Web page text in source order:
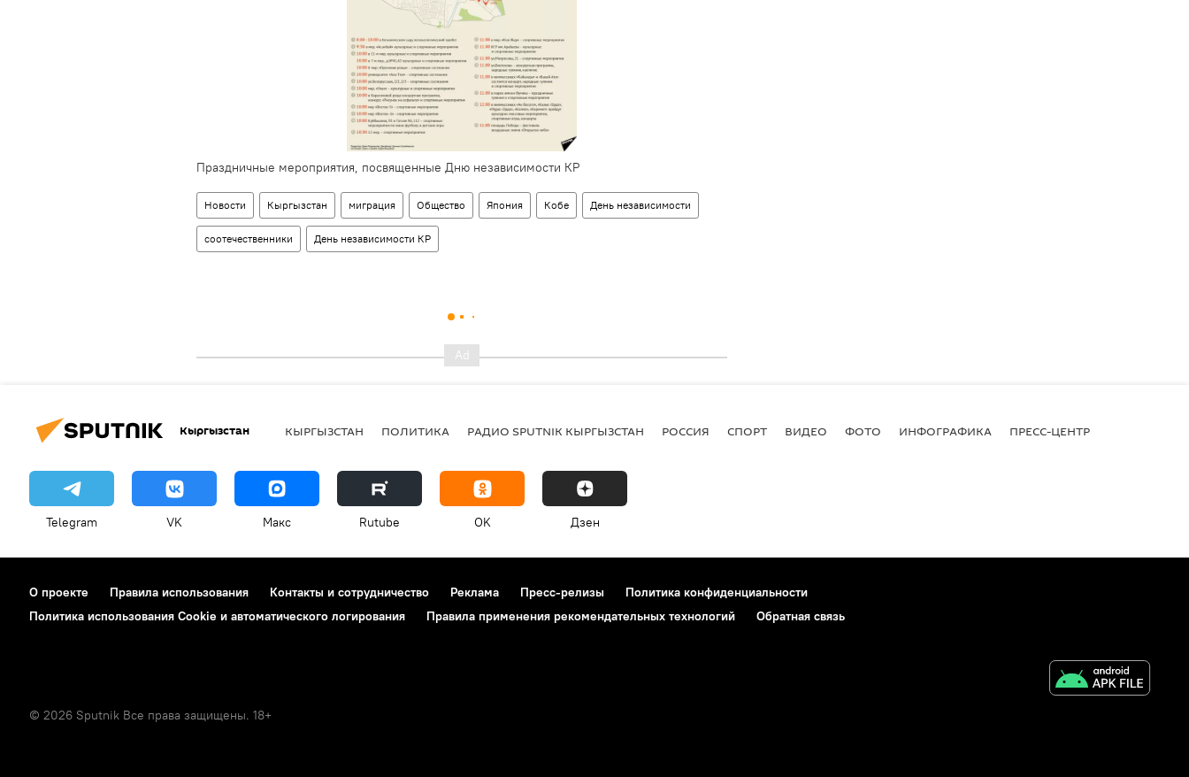
Праздничные мероприятия, посвященные Дню независимости КР
Новости Кыргызстан миграция Общество Япония Кобе День независимости
соотечественники День независимости КР
Кыргызстан КЫРГЫЗСТАН ПОЛИТИКА РАДИО SPUTNIK КЫРГЫЗСТАН РОССИЯ СПОРТ ВИДЕО ФОТО ИНФОГРАФИКА ПРЕСС-ЦЕНТР
Telegram VK Макс Rutube OK Дзен
О проекте Правила использования Контакты и сотрудничество Реклама Пресс-релизы
Политика конфиденциальности
Политика использования Cookie и автоматического логирования
Правила применения рекомендательных технологий Обратная связь
© 2026 Sputnik Все права защищены. 18+